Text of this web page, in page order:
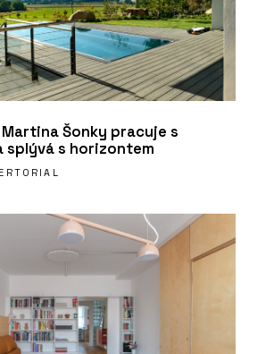
Šonky pracuje s
splývá s horizontem